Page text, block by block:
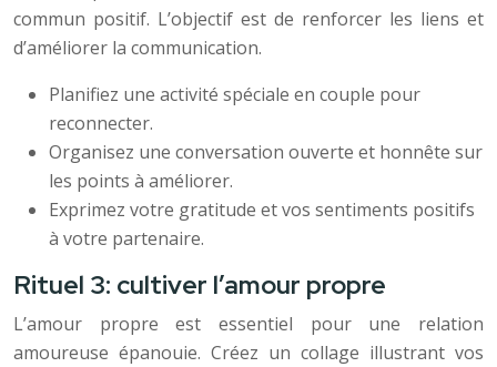
commun positif. L’objectif est de renforcer les liens et
d’améliorer la communication.
Planifiez une activité spéciale en couple pour
reconnecter.
Organisez une conversation ouverte et honnête sur
les points à améliorer.
Exprimez votre gratitude et vos sentiments positifs
à votre partenaire.
Rituel 3: cultiver l’amour propre
L’amour propre est essentiel pour une relation
amoureuse épanouie. Créez un collage illustrant vos